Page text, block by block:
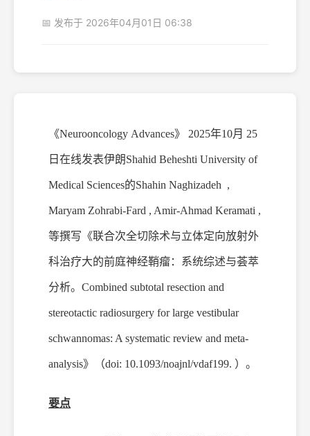
📅 发布于 2026年04月01日 06:38
《Neurooncology Advances》 2025年10月 25
日在线发表伊朗Shahid Beheshti University of
Medical Sciences的Shahin Naghizadeh ,
Maryam Zohrabi-Fard , Amir-Ahmad Keramati ,
等撰写《联合次全切除术与立体定向放射外
科治疗大的前庭神经鞘瘤：系统综述与荟萃
分析。 Combined subtotal resection and
stereotactic radiosurgery for large vestibular
schwannomas: A systematic review and meta-
analysis》（doi: 10.1093/noajnl/vdaf199. ） 。
要点